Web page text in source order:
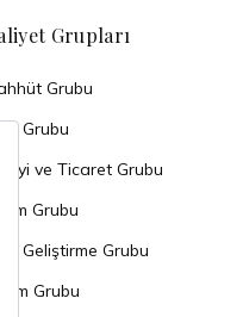
Grupları
Grubu
Grubu
ve Ticaret Grubu
Grubu
Geliştirme Grubu
Grubu